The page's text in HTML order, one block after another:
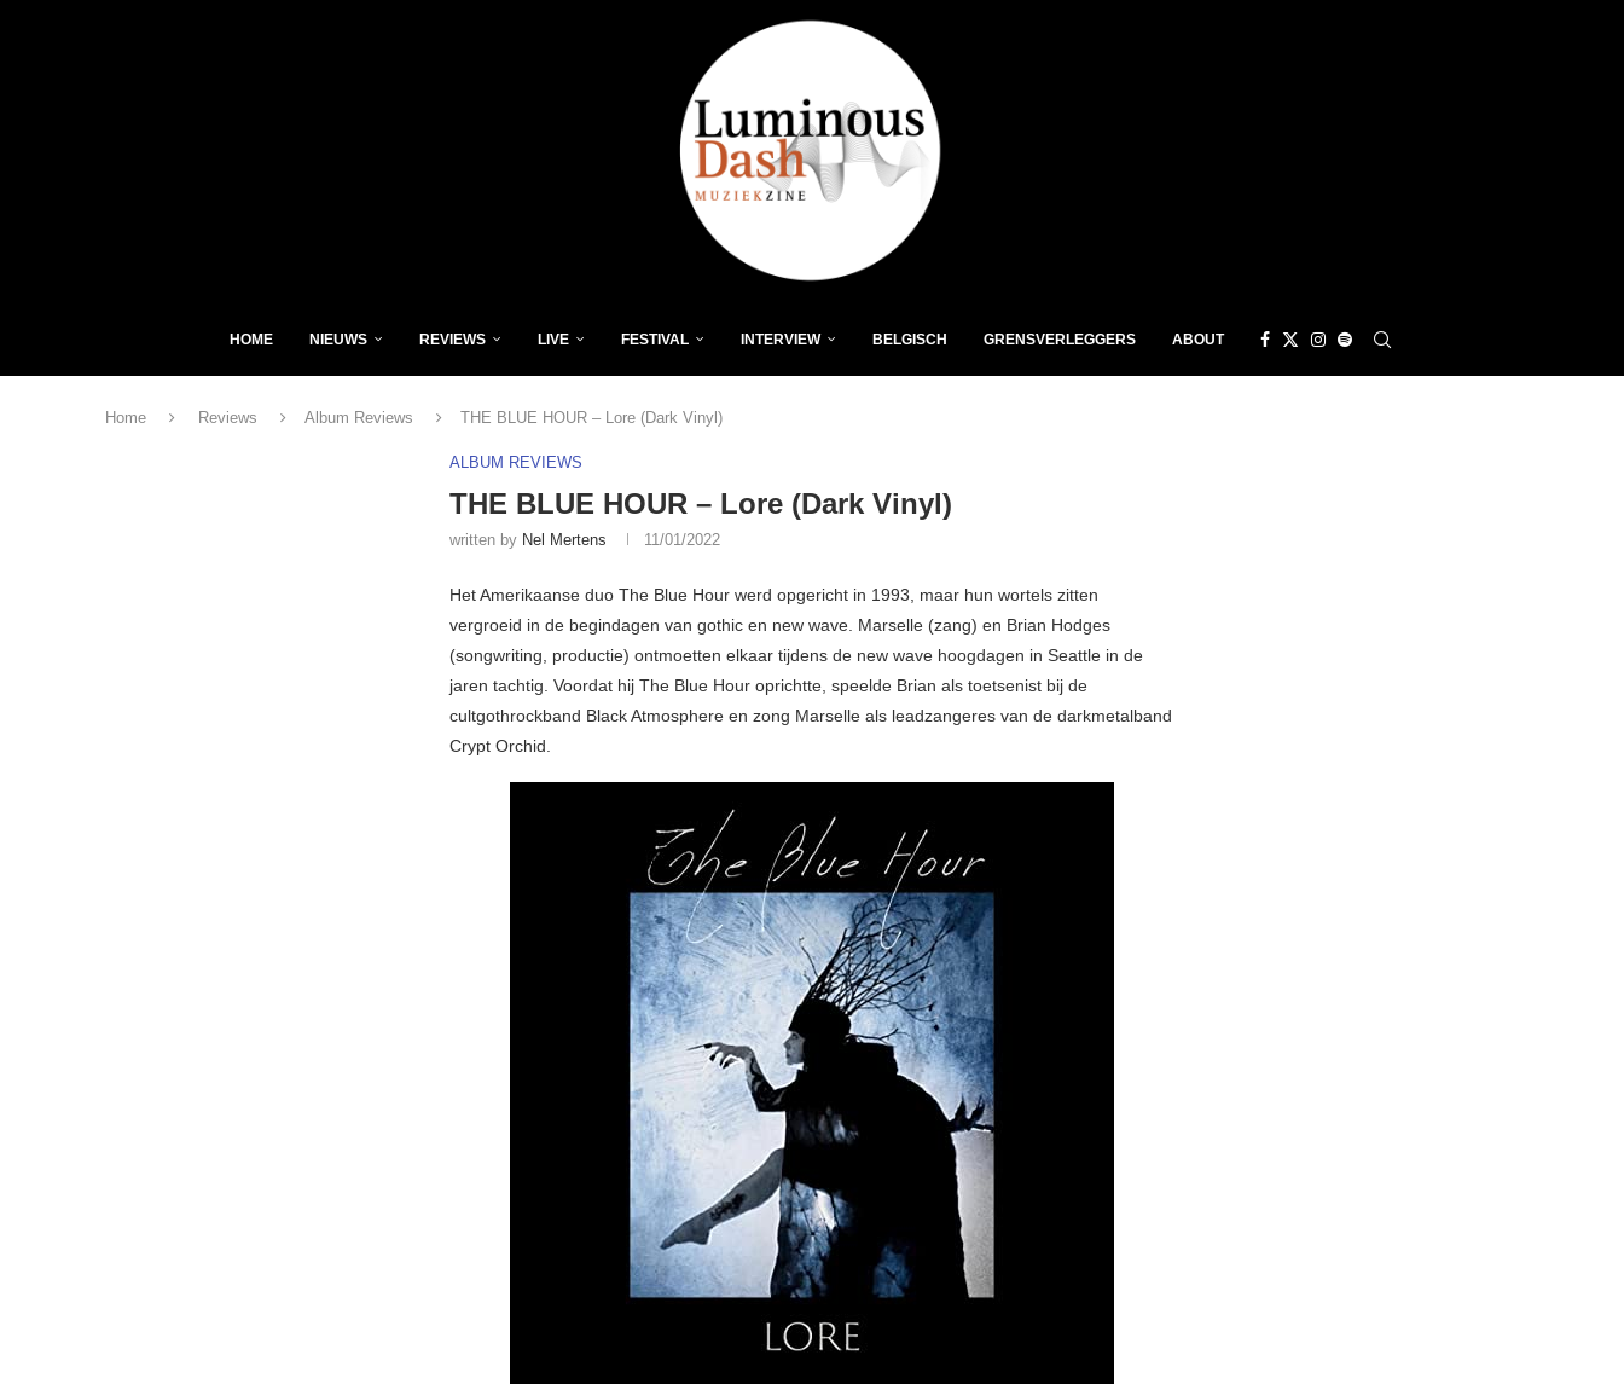
HOME NIEUWS REVIEWS LIVE FESTIVAL INTERVIEW BELGISCH GRENSVERLEGGERS ABOUT
Home Reviews Album Reviews THE BLUE HOUR – Lore (Dark Vinyl)
ALBUM REVIEWS
THE BLUE HOUR – Lore (Dark Vinyl)
written by Nel Mertens 11/01/2022
Het Amerikaanse duo The Blue Hour werd opgericht in 1993, maar hun wortels zitten
vergroeid in de begindagen van gothic en new wave. Marselle (zang) en Brian Hodges
(songwriting, productie) ontmoetten elkaar tijdens de new wave hoogdagen in Seattle in de
jaren tachtig. Voordat hij The Blue Hour oprichtte, speelde Brian als toetsenist bij de
cultgothrockband Black Atmosphere en zong Marselle als leadzangeres van de darkmetalband
Crypt Orchid.